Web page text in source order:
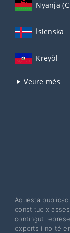
Nyanja
Íslenska
Kreyòl
Veure més
Aquesta
constitueix
contingut
experts i no té